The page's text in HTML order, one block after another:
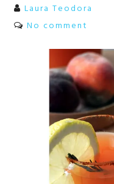
Laura Teodora
No comment